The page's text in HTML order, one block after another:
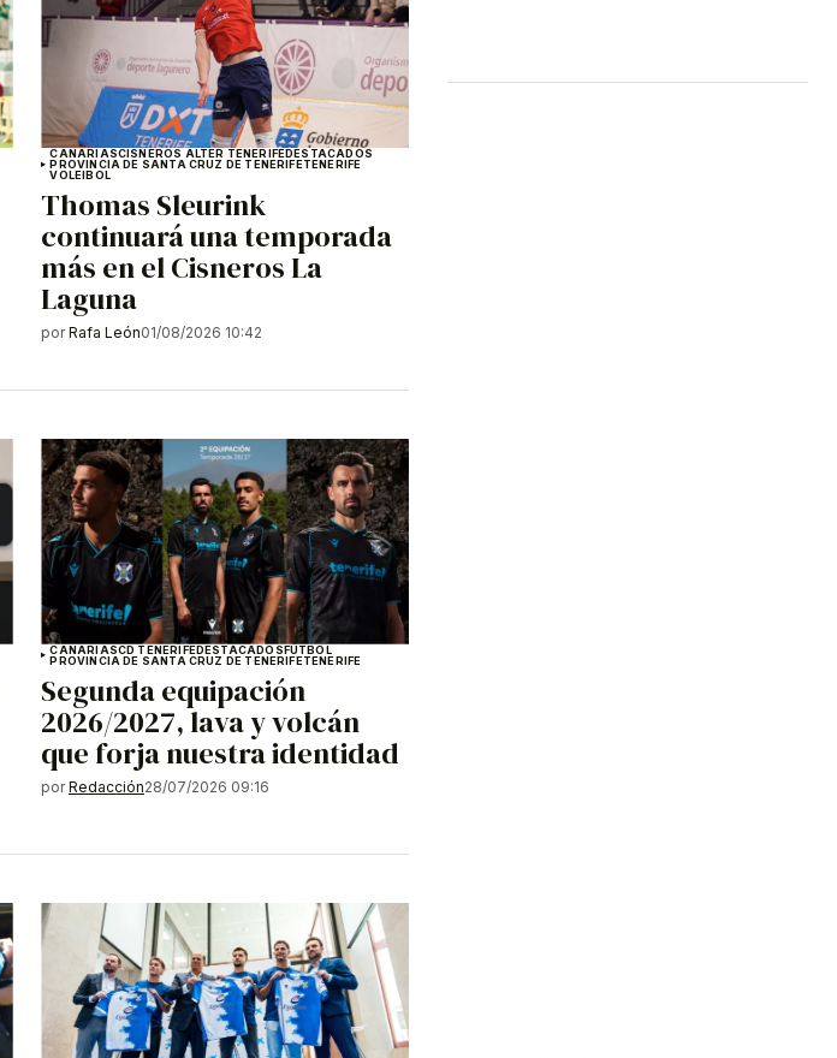
CANARIASCISNEROS ALTER TENERIFEDESTACADOS
PROVINCIA DE SANTA CRUZ DE TENERIFETENERIFE
VOLEIBOL
Thomas Sleurink
continuará una temporada
más en el Cisneros La
Laguna
por Rafa León01/08/2026 10:42
CANARIASCD TENERIFEDESTACADOSFÚTBOL
PROVINCIA DE SANTA CRUZ DE TENERIFETENERIFE
Segunda equipación
2026/2027, lava y volcán
que forja nuestra identidad
por Redacción28/07/2026 09:16